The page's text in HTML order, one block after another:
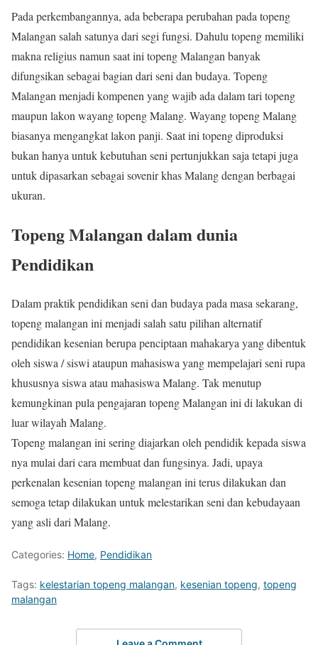
Pada perkembangannya, ada beberapa perubahan pada topeng
Malangan salah satunya dari segi fungsi. Dahulu topeng memiliki
makna religius namun saat ini topeng Malangan banyak
difungsikan sebagai bagian dari seni dan budaya. Topeng
Malangan menjadi kompenen yang wajib ada dalam tari topeng
maupun lakon wayang topeng Malang. Wayang topeng Malang
biasanya mengangkat lakon panji. Saat ini topeng diproduksi
bukan hanya untuk kebutuhan seni pertunjukkan saja tetapi juga
untuk dipasarkan sebagai sovenir khas Malang dengan berbagai
ukuran.
Topeng Malangan dalam dunia
Pendidikan
Dalam praktik pendidikan seni dan budaya pada masa sekarang,
topeng malangan ini menjadi salah satu pilihan alternatif
pendidikan kesenian berupa penciptaan mahakarya yang dibentuk
oleh siswa / siswi ataupun mahasiswa yang mempelajari seni rupa
khususnya siswa atau mahasiswa Malang. Tak menutup
kemungkinan pula pengajaran topeng Malangan ini di lakukan di
luar wilayah Malang.
Topeng malangan ini sering diajarkan oleh pendidik kepada siswa
nya mulai dari cara membuat dan fungsinya. Jadi, upaya
perkenalan kesenian topeng malangan ini terus dilakukan dan
semoga tetap dilakukan untuk melestarikan seni dan kebudayaan
yang asli dari Malang.
Categories: Home, Pendidikan
Tags: kelestarian topeng malangan, kesenian topeng, topeng
malangan